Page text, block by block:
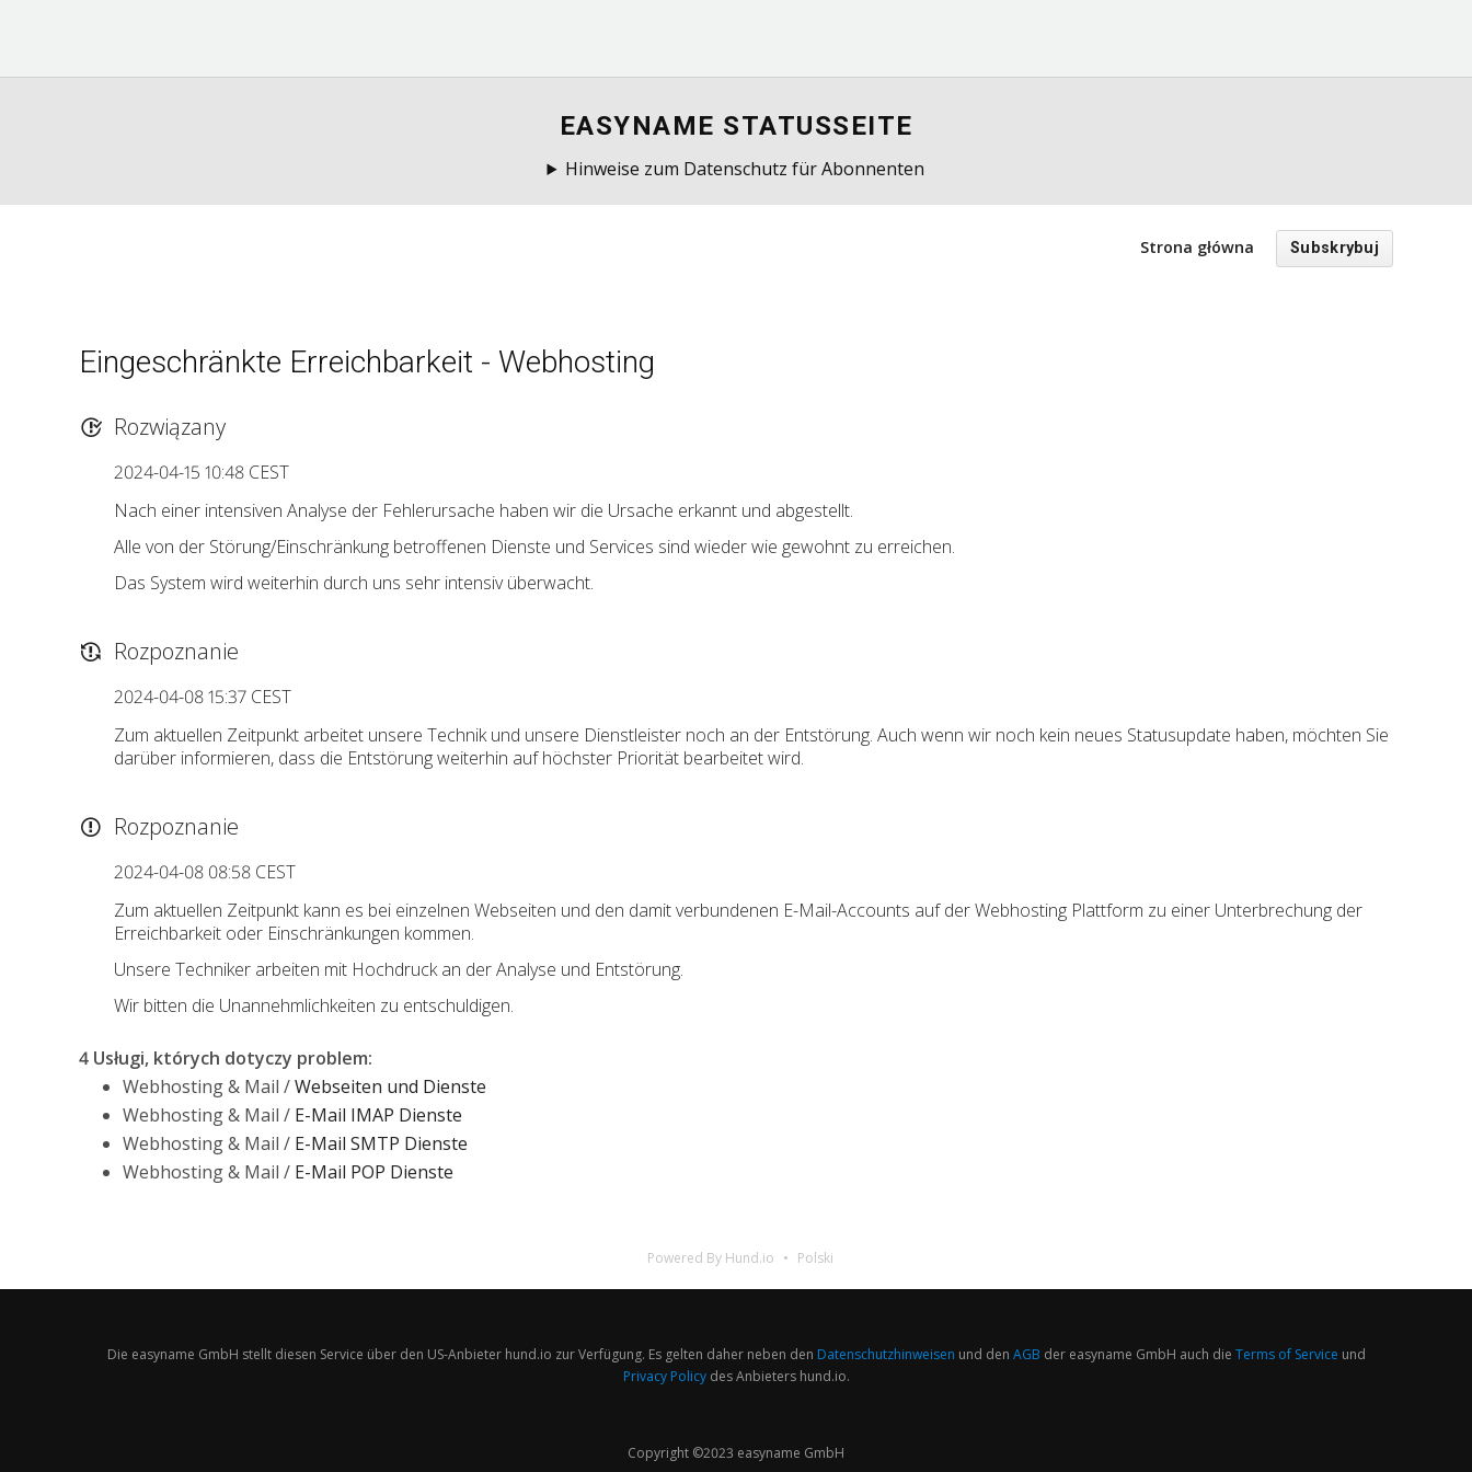
EASYNAME STATUSSEITE
Hinweise zum Datenschutz für Abonnenten
Strona główna Subskrybuj
Eingeschränkte Erreichbarkeit - Webhosting
Rozwiązany
2024-04-15 10:48 CEST
Nach einer intensiven Analyse der Fehlerursache haben wir die Ursache erkannt und abgestellt.
Alle von der Störung/Einschränkung betroffenen Dienste und Services sind wieder wie gewohnt zu erreichen.
Das System wird weiterhin durch uns sehr intensiv überwacht.
Rozpoznanie
2024-04-08 15:37 CEST
Zum aktuellen Zeitpunkt arbeitet unsere Technik und unsere Dienstleister noch an der Entstörung. Auch wenn wir noch kein neues Statusupdate haben, möchten Sie
darüber informieren, dass die Entstörung weiterhin auf höchster Priorität bearbeitet wird.
Rozpoznanie
2024-04-08 08:58 CEST
Zum aktuellen Zeitpunkt kann es bei einzelnen Webseiten und den damit verbundenen E-Mail-Accounts auf der Webhosting Plattform zu einer Unterbrechung der
Erreichbarkeit oder Einschränkungen kommen.
Unsere Techniker arbeiten mit Hochdruck an der Analyse und Entstörung.
Wir bitten die Unannehmlichkeiten zu entschuldigen.
4 Usługi, których dotyczy problem:
Webhosting & Mail /Webseiten und Dienste
Webhosting & Mail / E-Mail IMAP Dienste
Webhosting & Mail / E-Mail SMTP Dienste
Webhosting & Mail / E-Mail POP Dienste
Powered By Hund.io Polski
Die easyname GmbH stellt diesen Service über den US-Anbieter hund.io zur Verfügung. Es gelten daher neben den Datenschutzhinweisen und den AGB der easyname GmbH auch die Terms of Service und
Privacy Policydes Anbieters hund.io.
Copyright ©2023 easyname GmbH